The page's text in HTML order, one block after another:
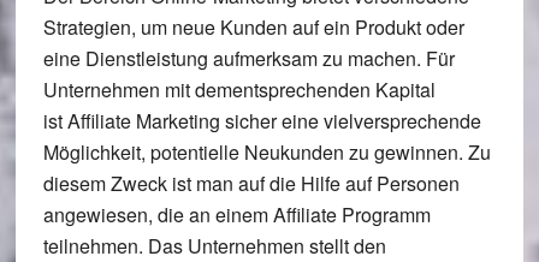
Strategien, um neue Kunden auf ein Produkt oder
eine Dienstleistung aufmerksam zu machen. Für
Unternehmen mit dementsprechenden Kapital
ist Affiliate Marketing sicher eine vielversprechende
Möglichkeit, potentielle Neukunden zu gewinnen. Zu
diesem Zweck ist man auf die Hilfe auf Personen
angewiesen, die an einem Affiliate Programm
teilnehmen. Das Unternehmen stellt den